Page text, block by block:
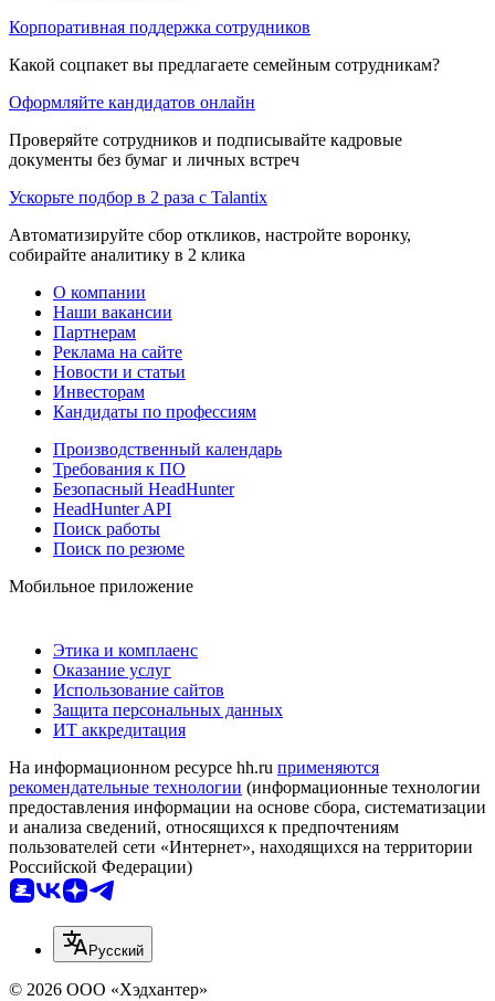
Корпоративная поддержка сотрудников
Какой соцпакет вы предлагаете семейным сотрудникам?
Оформляйте кандидатов онлайн
Проверяйте сотрудников и подписывайте кадровые
документы без бумаг и личных встреч
Ускорьте подбор в 2 раза с Talantix
Автоматизируйте сбор откликов, настройте воронку,
собирайте аналитику в 2 клика
О компании
Наши вакансии
Партнерам
Реклама на сайте
Новости и статьи
Инвесторам
Кандидаты по профессиям
Производственный календарь
Требования к ПО
Безопасный HeadHunter
HeadHunter API
Поиск работы
Поиск по резюме
Мобильное приложение
Этика и комплаенс
Оказание услуг
Использование сайтов
Защита персональных данных
ИТ аккредитация
На информационном ресурсе hh.ru применяются
рекомендательные технологии (информационные технологии
предоставления информации на основе сбора, систематизации
и анализа сведений, относящихся к предпочтениям
пользователей сети «Интернет», находящихся на территории
Российской Федерации)
Русский
© 2026 ООО «Хэдхантер»